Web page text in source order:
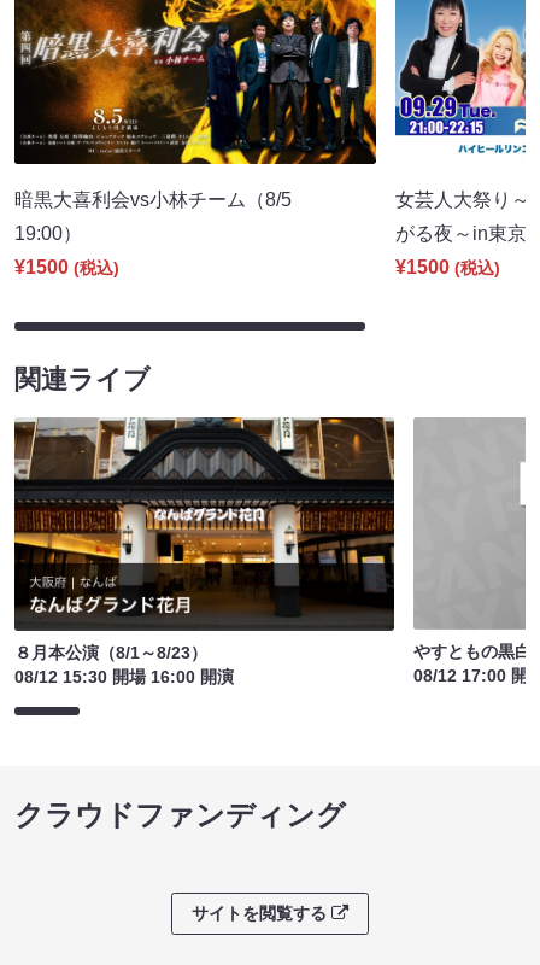
暗黒大喜利会vs小林チーム（8/5
19:00）
¥1500 (税込)
女芸人大祭り～
がる夜～in東
¥1500 (税込)
関連ライブ
８月本公演（8/1～8/23）
08/12 15:30 開場 16:00 開演
やすともの黒白
08/12 17:00 開
クラウドファンディング
サイトを閲覧する